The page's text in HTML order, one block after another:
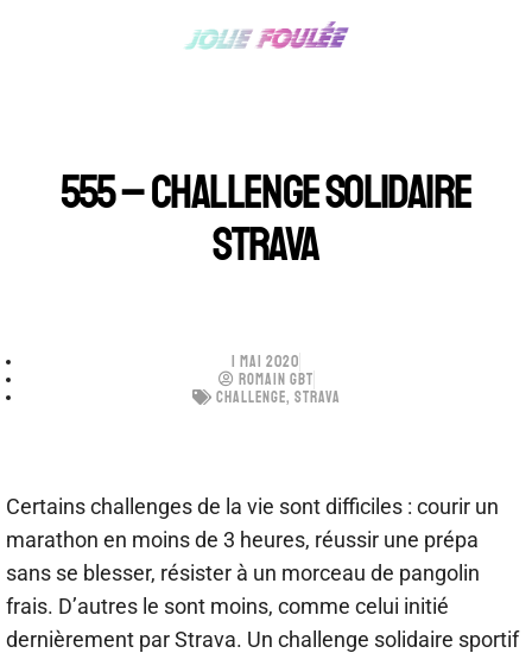
555 – CHALLENGE SOLIDAIRE
STRAVA
1 MAI 2020
ROMAIN GBT
CHALLENGE, STRAVA
Certains challenges de la vie sont difficiles : courir un
marathon en moins de 3 heures, réussir une prépa
sans se blesser, résister à un morceau de pangolin
frais. D’autres le sont moins, comme celui initié
dernièrement par Strava. Un challenge solidaire sportif